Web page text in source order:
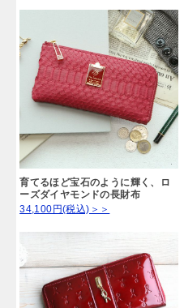
育てるほど宝石のように輝く、ロ
ーズダイヤモンドの長財布
34,100円(税込)＞＞